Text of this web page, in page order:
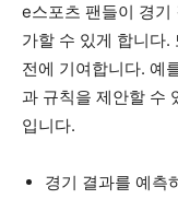
e스포츠 팬들이 경기
가할 수 있게 합니다
전에 기여합니다. 예
과 규칙을 제안할 수
입니다.
경기 결과를 예측